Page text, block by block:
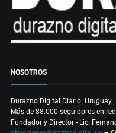
NOSOTROS
Durazno Digital Diario. Uruguay.
Más de 88.000 seguidores en
Fundador y Director - Lic.